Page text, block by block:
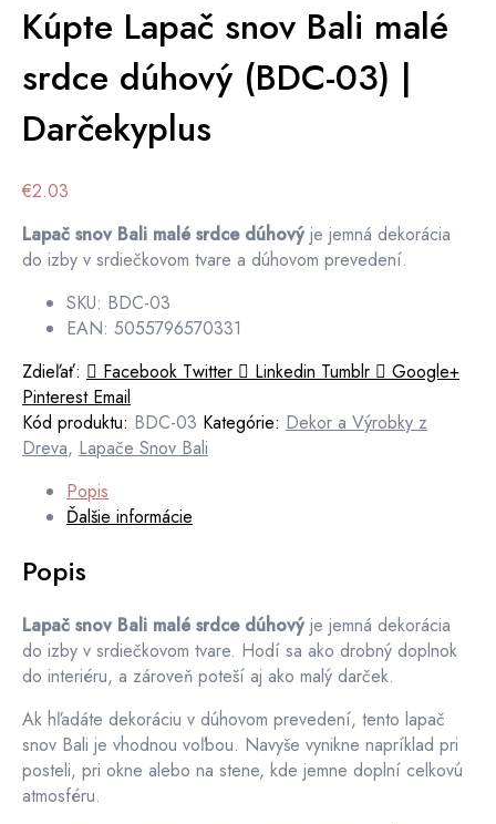
Kúpte Lapač snov Bali malé
srdce dúhový (BDC-03) |
Darčekyplus
€2.03
Lapač snov Bali malé srdce dúhovýje jemná dekorácia
do izby v srdiečkovom tvare a dúhovom prevedení.
SKU: BDC-03
EAN: 5055796570331
Zdieľať:
Facebook Twitter Linkedin Tumblr
Google+
Pinterest Email
Kód produktu: BDC-03 Kategórie: Dekor a Výrobky z
Dreva, Lapače Snov Bali
Popis
Ďalšie informácie
Popis
Lapač snov Bali malé srdce dúhovýje jemná dekorácia
do izby v srdiečkovom tvare. Hodí sa ako drobný doplnok
do interiéru, a zároveň poteší aj ako malý darček.
Ak hľadáte dekoráciu v dúhovom prevedení, tento lapač
snov Bali je vhodnou voľbou. Navyše vynikne napríklad pri
posteli, pri okne alebo na stene, kde jemne doplní celkovú
atmosféru.